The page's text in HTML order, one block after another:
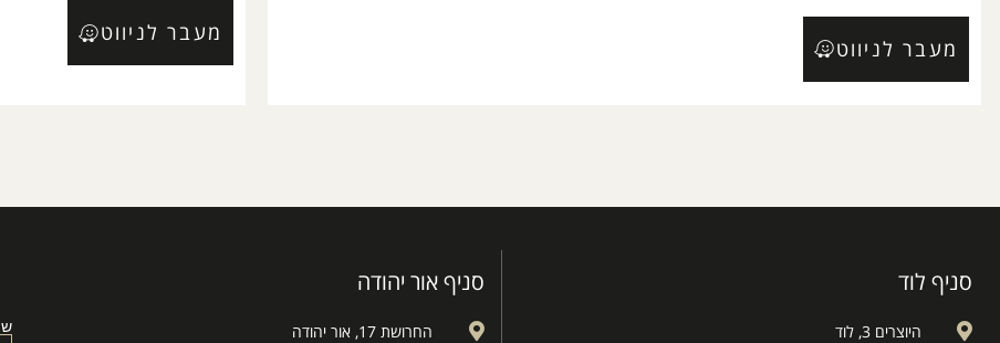
מעבר לניווט
מעבר לניווט
סניף לוד
היוצרים 3, לוד
סניף אור יהודה
החרושת 17, אור יהודה